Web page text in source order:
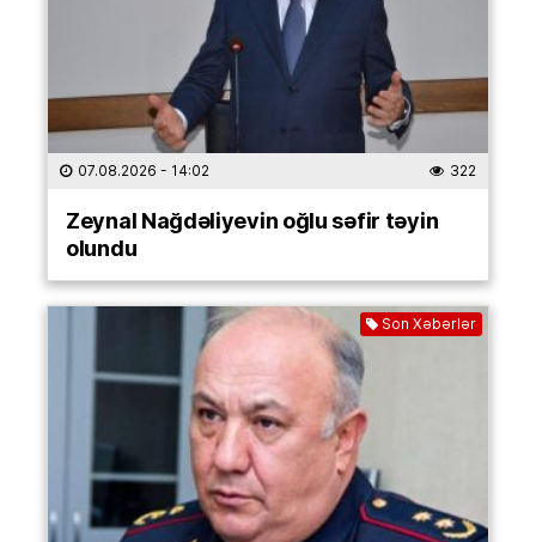
07.08.2026 - 14:02 322
Zeynal Nağdəliyevin oğlu səfir təyin
olundu
Son Xəbərlər